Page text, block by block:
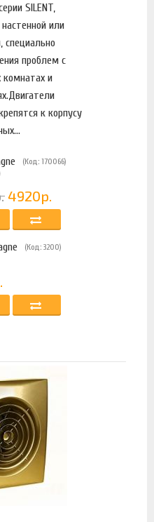
SILENT,
или
специально
проблем с
комнатах и
к корпусу
(Код: 170066)
4920р.
(Код: 3200)